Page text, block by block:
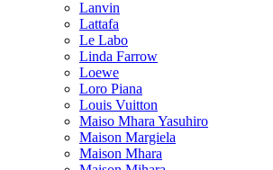
Lanvin
Lattafa
Le Labo
Linda Farrow
Loewe
Loro Piana
Louis Vuitton
Maiso Mhara Yasuhiro
Maison Margiela
Maison Mhara